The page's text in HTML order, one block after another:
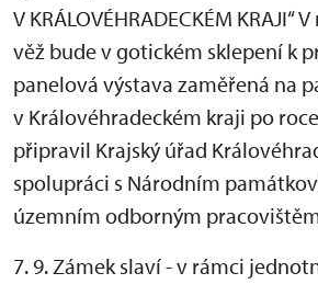
V KRÁLOVÉHRADECKÉM KRAJI“
věž bude v gotickém sklepení k
panelová výstava zaměřená na
v Královéhradeckém kraji po
připravil Krajský úřad
spolupráci s Národním
územním odborným
7. 9. Zámek slaví - v rámci